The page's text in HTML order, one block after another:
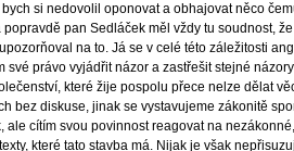
si nedovolil oponovat a obhajovat něco
popravdě pan Sedláček měl vždy tu soudnost,
na to. Já se v celé této záležitosti
své právo vyjádřit názor a zastřešit stejné názory
které žije pospolu přece nelze dělat
bez diskuse, jinak se vystavujeme zákonitě
ale cítím svou povinnost reagovat na
které tato stavba má. Nijak je však